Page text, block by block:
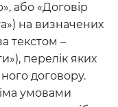
або «Договір
на визначених
текстом –
перелік яких
договору.
умовами